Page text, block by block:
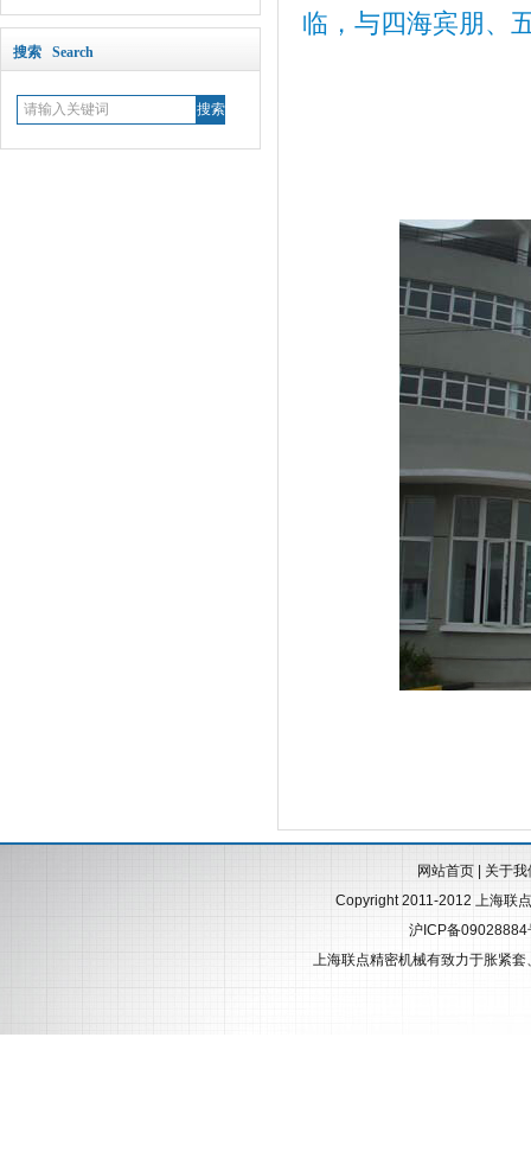
搜索 Search
临，与四海宾朋、
网站首页
关于我
Copyright 2011-2012 上海联
沪ICP备09028884
上海联点精密机械有致力于胀紧套